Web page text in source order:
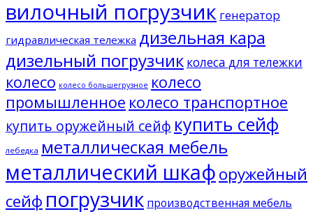
вилочный погрузчик генератор
гидравлическая тележка дизельная кара
дизельный погрузчик колеса для тележки
колесо колесо большегрузное колесо
промышленное колесо транспортное
купить оружейный сейф купить сейф
лебедка металлическая мебель
металлический шкафоружейный
сейф погрузчик производственная мебель